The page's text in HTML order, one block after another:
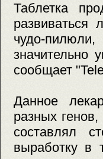
Таблетка
чудо-
значительно
сообщает
Данное
разных
составлял
выработку в